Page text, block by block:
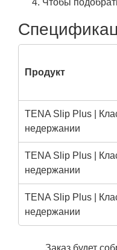
Чтобы
Продукт
TENA Slip Plus |
недержании
TENA Slip Plus |
недержании
TENA Slip Plus |
недержании
Заказ будет